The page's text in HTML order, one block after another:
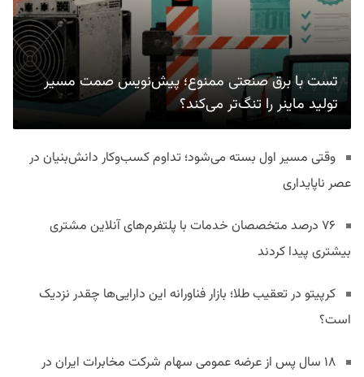
تست با برق صنعتی ممنوع؛ پیش‌نویس صمت مسیر
تولید ماینر را تنگ‌تر می‌کند؟
وقتی مسیر اول بسته می‌شود؛ تداوم کسب‌وکار دانش‌بنیان در
عصر ناپایداری
۷۶ درصد متخصصان خدمات با پلتفرم‌های آنلاین مشتری
بیشتری پیدا کردند
کرپیتو در تعقیب طلا؛ بازار فناورانه این دارایی‌ها چقدر نزدیک
است؟
۱۸ سال پس از عرضه عمومی سهام شرکت مخابرات ایران در